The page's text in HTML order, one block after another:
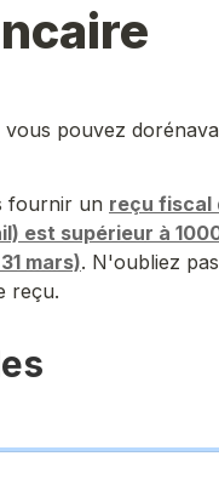
pouvez
fournir un reçu fiscal
est supérieur à
mars). N'oubliez
reçu.